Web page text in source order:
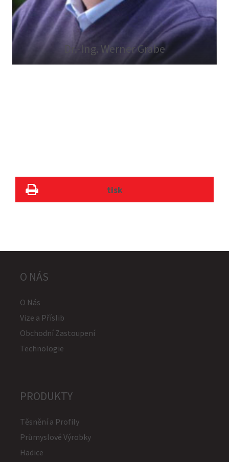
Dr.-Ing. Werner Grabe
tisk
O NÁS
O Nás
Vize a Příslib
Obchodní Zastoupení
Technologie
PRODUKTY
Těsnění a Profily
Průmyslové Výrobky
Hadice